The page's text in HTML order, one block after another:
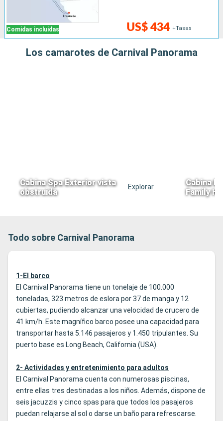
Comidas incluidas US$ 434 +Tasas
Los camarotes de Carnival Panorama
Cabina Spa Exterior vista
obstruida
Explorar
Cabina
Family
Todo sobre Carnival Panorama
1-El barco
El Carnival Panorama tiene un tonelaje de 100.000
toneladas, 323 metros de eslora por 37 de manga y 12
cubiertas, pudiendo alcanzar una velocidad de crucero de
41 km/h. Este magnífico barco posee una capacidad para
transportar hasta 5.146 pasajeros y 1.450 tripulantes. Su
puerto base es Long Beach, California (USA).
2- Actividades y entretenimiento para adultos
El Carnival Panorama cuenta con numerosas piscinas,
entre ellas tres destinadas a los niños. Además, dispone de
seis jacuzzis y cinco spas para que todos los pasajeros
puedan relajarse al sol o darse un baño para refrescarse.